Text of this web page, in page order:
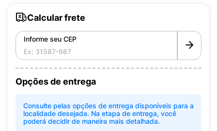
Calcular frete
Informe seu CEP
Opções de entrega
Consulte pelas opções de entrega disponíveis para a
localidade desejada. Na etapa de entrega, você
poderá decidir de maneira mais detalhada.